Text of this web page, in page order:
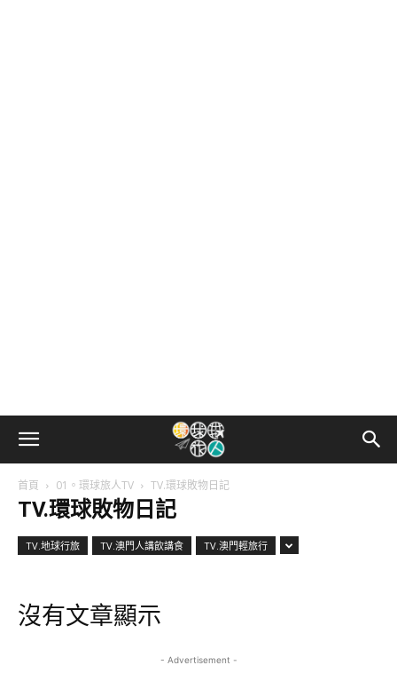
首頁 01。環球旅人TV TV.環球敗物日記
TV.環球敗物日記
TV.地球行旅 TV.澳門人講飲講食 TV.澳門輕旅行
沒有文章顯示
- Advertisement -